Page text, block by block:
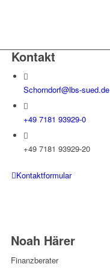
Kontakt
Schorndorf@lbs-sued.de
+49 7181 93929-0
+49 7181 93929-20
Kontaktformular
Noah Härer
Finanzberater